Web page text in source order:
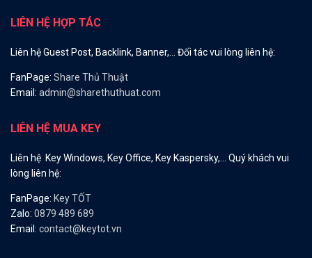
LIÊN HỆ HỢP TÁC
Liên hệ Guest Post, Backlink, Banner,… Đối tác vui lòng liên hệ:
FanPage: Share Thủ Thuật
Email: admin@sharethuthuat.com
LIÊN HỆ MUA KEY
Liên hệ Key Windows, Key Office, Key Kaspersky,… Quý khách vui
lòng liên hệ:
FanPage: Key TỐT
Zalo: 0879 489 689
Email: contact@keytot.vn